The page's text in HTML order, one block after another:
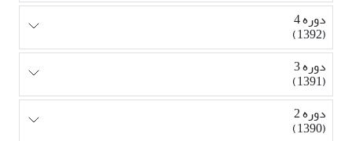
دوره 4
(1392)
دوره 3
(1391)
دوره 2
(1390)